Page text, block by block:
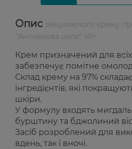
Опис
Крем призначений для всіх
забезпечує помітне
Склад крему на 97%
інгредієнтів, які
шкіри.
У формулу входять
бурштину та бджолиний
Засіб розроблений для
вдень, так і вночі.